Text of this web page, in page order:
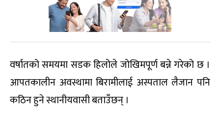
वर्षातको समयमा सडक हिलोले जोखिमपूर्ण बन्ने गरेको छ ।
आपतकालीन अवस्थामा बिरामीलाई अस्पताल लैजान पनि
कठिन हुने स्थानीयवासी बताउँछन् ।